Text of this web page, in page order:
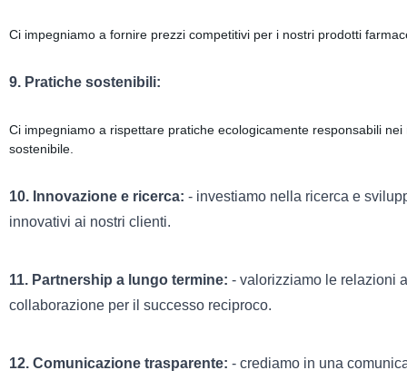
Ci impegniamo a fornire prezzi competitivi per i nostri prodotti
9. Pratiche sostenibili:
Ci impegniamo a rispettare pratiche ecologicamente responsabili
sostenibile.
10. Innovazione e ricerca: - investiamo nella ricerca e
innovativi ai nostri clienti.
11. Partnership a lungo termine: - valorizziamo le relazioni
collaborazione per il successo reciproco.
12. Comunicazione trasparente: - crediamo in una